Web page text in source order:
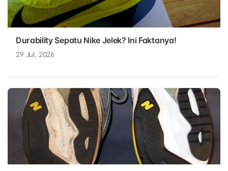
Durability Sepatu Nike Jelek? Ini Faktanya!
29 Jul, 2026